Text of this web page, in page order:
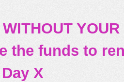
the funds to
X